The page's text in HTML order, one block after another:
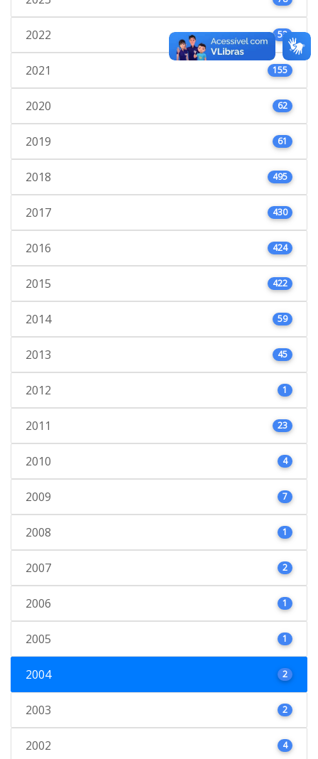
2022 53
2021 155
2020 62
2019 61
2018 495
2017 430
2016 424
2015 422
2014 59
2013 45
2012 1
2011 23
2010 4
2009 7
2008 1
2007 2
2006 1
2005 1
2004 2
2003 2
2002 4